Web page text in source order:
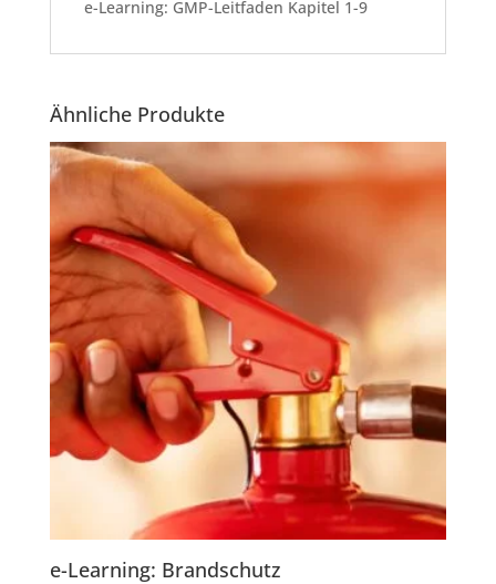
e-Learning: GMP-Leitfaden Kapitel 1-9
Ähnliche Produkte
e-Learning: Brandschutz